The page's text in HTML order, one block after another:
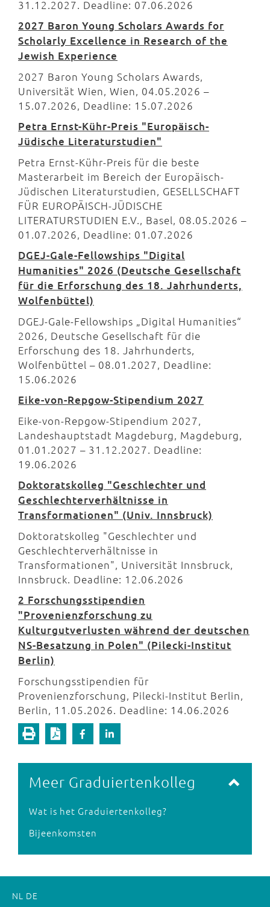
31.12.2027. Deadline: 07.06.2026
2027 Baron Young Scholars Awards for
Scholarly Excellence in Research of the
Jewish Experience
2027 Baron Young Scholars Awards,
Universität Wien, Wien, 04.05.2026 –
15.07.2026, Deadline: 15.07.2026
Petra Ernst-Kühr-Preis "Europäisch-
Jüdische Literaturstudien"
Petra Ernst-Kühr-Preis für die beste
Masterarbeit im Bereich der Europäisch-
Jüdischen Literaturstudien, GESELLSCHAFT
FÜR EUROPÄISCH-JÜDISCHE
LITERATURSTUDIEN E.V., Basel, 08.05.2026 –
01.07.2026, Deadline: 01.07.2026
DGEJ-Gale-Fellowships "Digital
Humanities" 2026 (Deutsche Gesellschaft
für die Erforschung des 18. Jahrhunderts,
Wolfenbüttel)
DGEJ-Gale-Fellowships „Digital Humanities“
2026, Deutsche Gesellschaft für die
Erforschung des 18. Jahrhunderts,
Wolfenbüttel – 08.01.2027, Deadline:
15.06.2026
Eike-von-Repgow-Stipendium 2027
Eike-von-Repgow-Stipendium 2027,
Landeshauptstadt Magdeburg, Magdeburg,
01.01.2027 – 31.12.2027. Deadline:
19.06.2026
Doktoratskolleg "Geschlechter und
Geschlechterverhältnisse in
Transformationen" (Univ. Innsbruck)
Doktoratskolleg "Geschlechter und
Geschlechterverhältnisse in
Transformationen", Universität Innsbruck,
Innsbruck. Deadline: 12.06.2026
2 Forschungsstipendien
"Provenienzforschung zu
Kulturgutverlusten während der deutschen
NS-Besatzung in Polen" (Pilecki-Institut
Berlin)
Forschungsstipendien für
Provenienzforschung, Pilecki-Institut Berlin,
Berlin, 11.05.2026. Deadline: 14.06.2026
Meer Graduiertenkolleg
Wat is het Graduiertenkolleg?
Bijeenkomsten
NL DE